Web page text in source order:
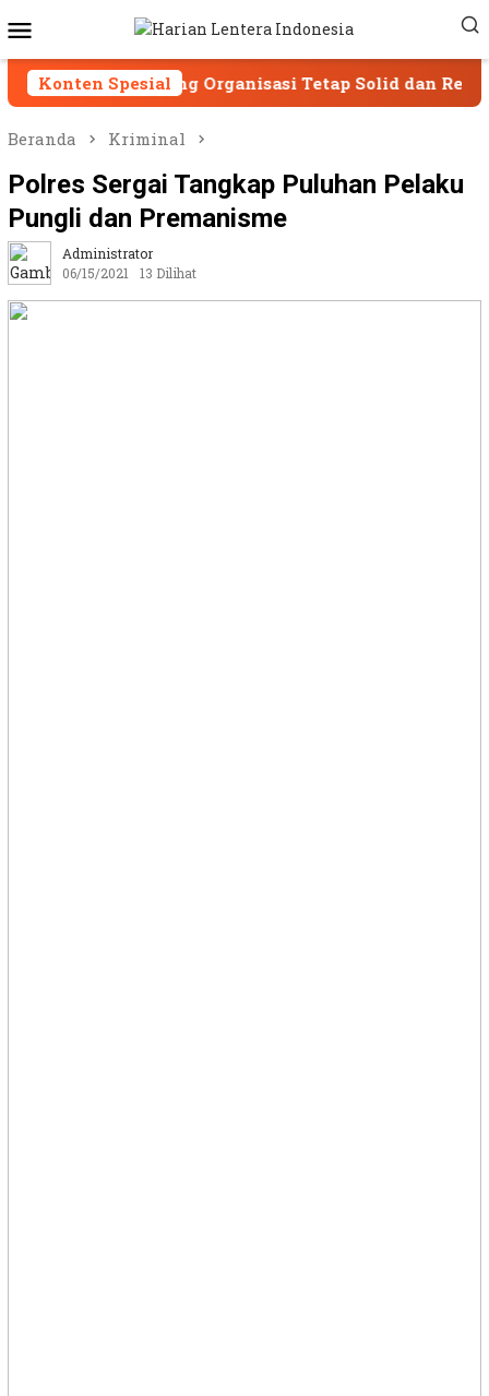
ke
kontenMobile
Konten Spesial
Organisasi Tetap Solid dan Responsif
Beranda Kriminal
Polres Sergai Tangkap Puluhan Pelaku
Pungli dan Premanisme
Administrator
06/15/2021
13 Dilihat